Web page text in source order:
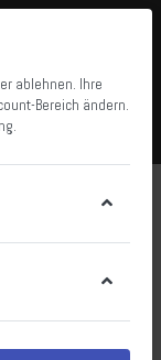
ablehnen. Ihre
Bereich ändern.
.